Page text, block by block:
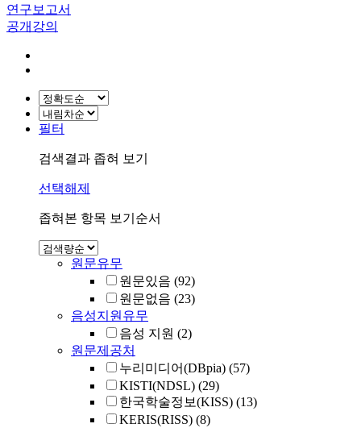
연구보고서
공개강의
필터
검색결과 좁혀 보기
선택해제
좁혀본 항목 보기순서
원문유무
원문있음 (92)
원문없음 (23)
음성지원유무
음성 지원 (2)
원문제공처
누리미디어(DBpia) (57)
KISTI(NDSL) (29)
한국학술정보(KISS) (13)
KERIS(RISS) (8)